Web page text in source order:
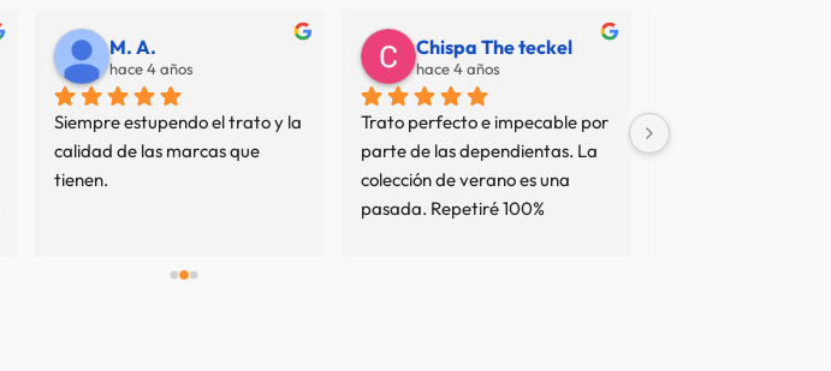
M. A.
hace 4 años
Siempre estupendo el trato y la
calidad de las marcas que
tienen.
Chispa The teckel
hace 4 años
Trato perfecto e impecable por
parte de las dependientas. La
colección de verano es una
pasada. Repetiré 100%
No termino de
resto de opiniones...